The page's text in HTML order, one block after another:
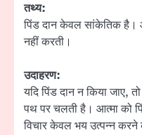
तथ्य:
पिंड दान केवल सांकेतिक है।
नहीं करती।
उदाहरण:
यदि पिंड दान न किया जाए,
पथ पर चलती है। आत्मा को
विचार केवल भय उत्पन्न करने